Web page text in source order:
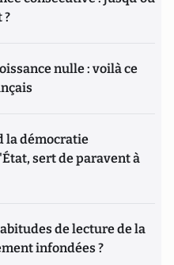
?
nulle : voilà ce
la démocratie
sert de paravent à
de lecture de la
infondées ?